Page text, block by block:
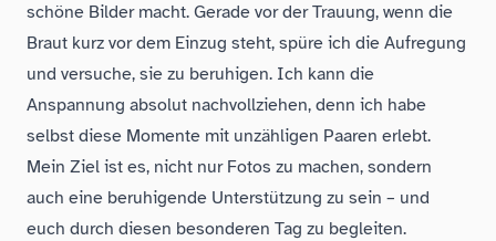
schöne Bilder macht. Gerade vor der Trauung, wenn die
Braut kurz vor dem Einzug steht, spüre ich die Aufregung
und versuche, sie zu beruhigen. Ich kann die
Anspannung absolut nachvollziehen, denn ich habe
selbst diese Momente mit unzähligen Paaren erlebt.
Mein Ziel ist es, nicht nur Fotos zu machen, sondern
auch eine beruhigende Unterstützung zu sein – und
euch durch diesen besonderen Tag zu begleiten.